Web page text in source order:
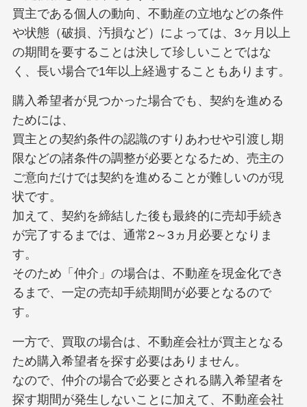
買主である個人の動向、不動産の立地などの条件
や状態（破損、汚損など）によっては、3ヶ月以上
の期間を要することは決して珍しいことではな
く、長い場合で1年以上経過することもあります。
購入希望者が見つかった場合でも、契約を進める
ためには、
買主との契約条件の認識のすりあわせや引渡し期
限などの諸条件の調整が必要となるため、売主の
ご意向だけでは契約を進めることが難しいのが現
状です。
加えて、契約を締結した後も最終的に売却手続き
が完了するまでは、通常2～3ヵ月必要となりま
す。
そのため「仲介」の場合は、不動産を現金化でき
るまで、一定の売却手続期間が必要となるので
す。
一方で、買取の場合は、不動産会社が買主となる
ため購入希望者を探す必要はありません。
なので、仲介の場合で必要とされる購入希望者を
探す期間が発生しないことに加えて、不動産会社